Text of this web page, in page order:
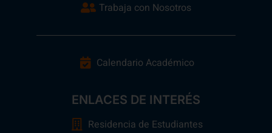
Trabaja con Nosotros
Calendario Académico
ENLACES DE INTERÉS
Residencia de Estudiantes